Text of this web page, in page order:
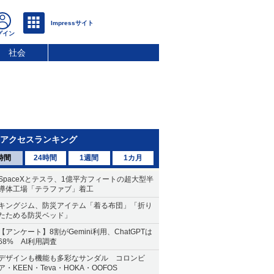
社会
アクセスランキング
間 24時間 1週間 1カ月
とテスラ、1億平方フィートの超大型半
体工場「テラファブ」着工
ングジム、防災アイテム「着る布団」「折り
ためる防災ベッド」
アンケート】8割がGemini利用、ChatGPTは
AI利用調査
ザインも機能も多彩なサンダル コロンビ
・KEEN・Teva・HOKA・OOFOS